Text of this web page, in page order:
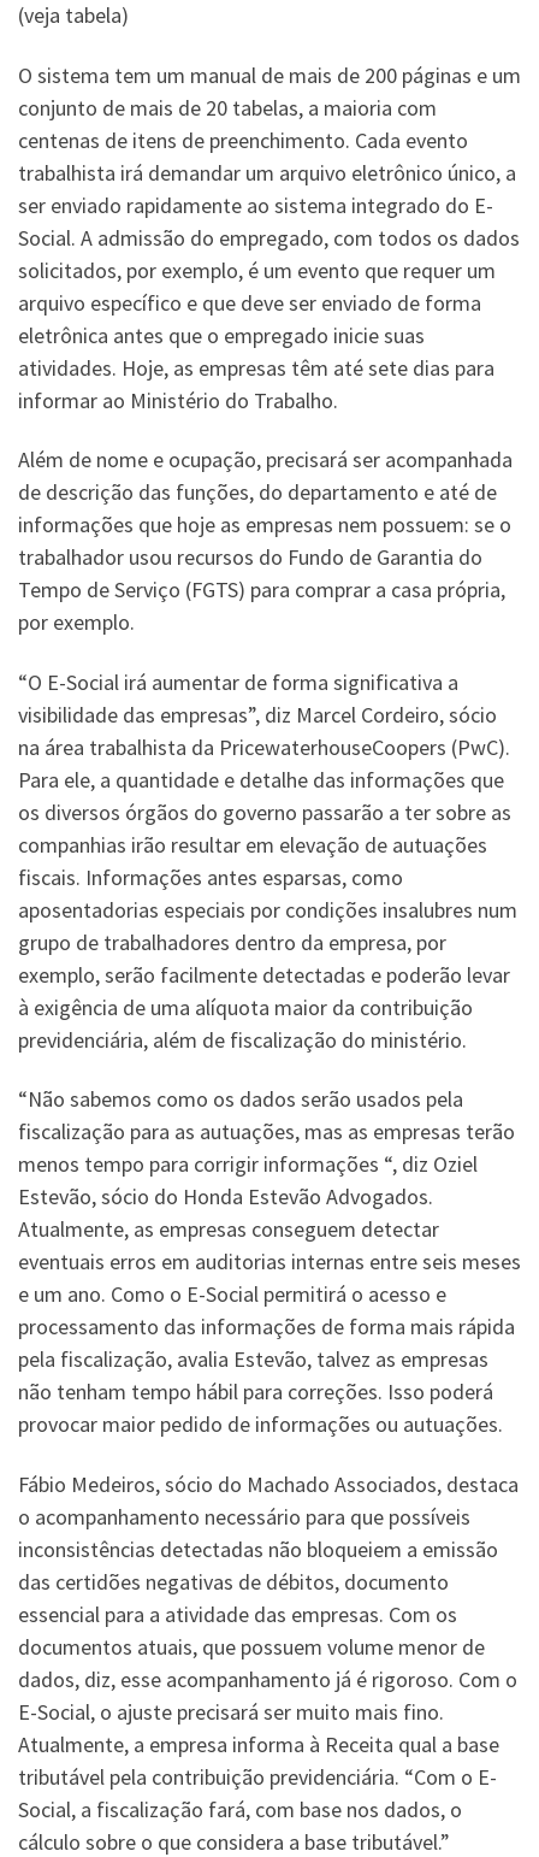
(veja tabela)
O sistema tem um manual de mais de 200 páginas e um
conjunto de mais de 20 tabelas, a maioria com
centenas de itens de preenchimento. Cada evento
trabalhista irá demandar um arquivo eletrônico único, a
ser enviado rapidamente ao sistema integrado do E-
Social. A admissão do empregado, com todos os dados
solicitados, por exemplo, é um evento que requer um
arquivo específico e que deve ser enviado de forma
eletrônica antes que o empregado inicie suas
atividades. Hoje, as empresas têm até sete dias para
informar ao Ministério do Trabalho.
Além de nome e ocupação, precisará ser acompanhada
de descrição das funções, do departamento e até de
informações que hoje as empresas nem possuem: se o
trabalhador usou recursos do Fundo de Garantia do
Tempo de Serviço (FGTS) para comprar a casa própria,
por exemplo.
“O E-Social irá aumentar de forma significativa a
visibilidade das empresas”, diz Marcel Cordeiro, sócio
na área trabalhista da PricewaterhouseCoopers (PwC).
Para ele, a quantidade e detalhe das informações que
os diversos órgãos do governo passarão a ter sobre as
companhias irão resultar em elevação de autuações
fiscais. Informações antes esparsas, como
aposentadorias especiais por condições insalubres num
grupo de trabalhadores dentro da empresa, por
exemplo, serão facilmente detectadas e poderão levar
à exigência de uma alíquota maior da contribuição
previdenciária, além de fiscalização do ministério.
“Não sabemos como os dados serão usados pela
fiscalização para as autuações, mas as empresas terão
menos tempo para corrigir informações “, diz Oziel
Estevão, sócio do Honda Estevão Advogados.
Atualmente, as empresas conseguem detectar
eventuais erros em auditorias internas entre seis meses
e um ano. Como o E-Social permitirá o acesso e
processamento das informações de forma mais rápida
pela fiscalização, avalia Estevão, talvez as empresas
não tenham tempo hábil para correções. Isso poderá
provocar maior pedido de informações ou autuações.
Fábio Medeiros, sócio do Machado Associados, destaca
o acompanhamento necessário para que possíveis
inconsistências detectadas não bloqueiem a emissão
das certidões negativas de débitos, documento
essencial para a atividade das empresas. Com os
documentos atuais, que possuem volume menor de
dados, diz, esse acompanhamento já é rigoroso. Com o
E-Social, o ajuste precisará ser muito mais fino.
Atualmente, a empresa informa à Receita qual a base
tributável pela contribuição previdenciária. “Com o E-
Social, a fiscalização fará, com base nos dados, o
cálculo sobre o que considera a base tributável.”